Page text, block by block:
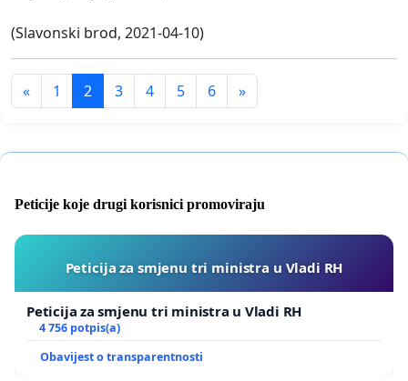
(Slavonski brod, 2021-04-10)
« 1 2 3 4 5 6 »
Peticije koje drugi korisnici promoviraju
Peticija za smjenu tri ministra u Vladi RH
Peticija za smjenu tri ministra u Vladi RH
4 756 potpis(a)
Obavijest o transparentnosti